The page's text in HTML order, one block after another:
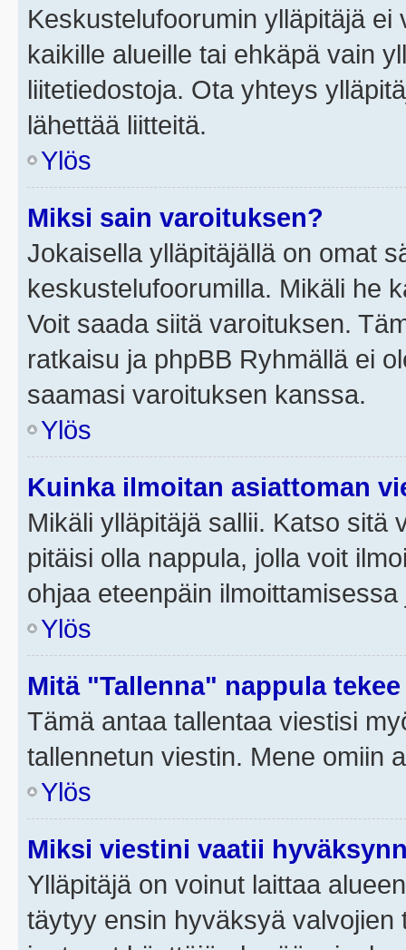
Keskustelufoorumin ylläpitäjä
kaikille alueille tai ehkäpä vain
liitetiedostoja. Ota yhteys
lähettää liitteitä.
Ylös
Miksi sain varoituksen?
Jokaisella ylläpitäjällä on omat
keskustelufoorumilla. Mikäli he
Voit saada siitä varoituksen.
ratkaisu ja phpBB Ryhmällä ei
saamasi varoituksen kanssa.
Ylös
Kuinka ilmoitan asiattoman
Mikäli ylläpitäjä sallii. Katso sitä
pitäisi olla nappula, jolla voit
ohjaa eteenpäin
Ylös
Mitä "Tallenna" nappula
Tämä antaa tallentaa viestisi
tallennetun viestin. Mene omiin
Ylös
Miksi viestini vaatii
Ylläpitäjä on voinut laittaa
täytyy ensin hyväksyä